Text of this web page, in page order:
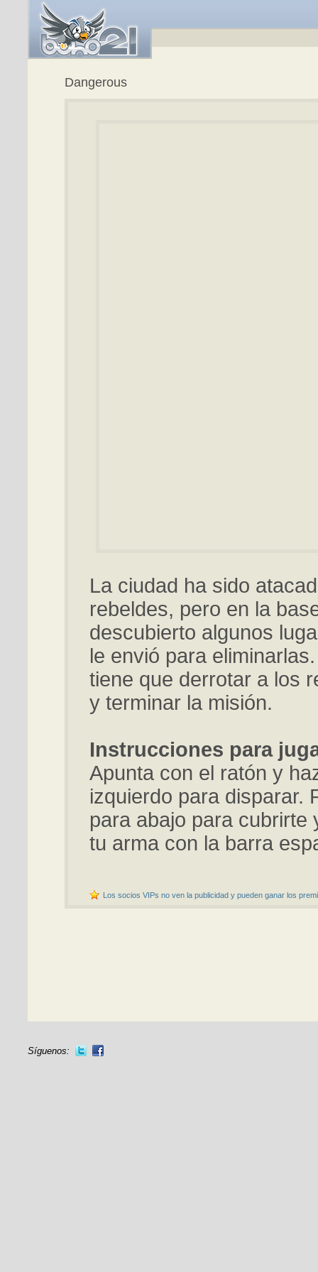
Dangerous
La ciudad ha sido
rebeldes, pero en la
descubierto algunos
le envió para
tiene que derrotar a los
y terminar la misión.
Instrucciones para
Apunta con el ratón y
izquierdo para disparar.
para abajo para cubrirte
tu arma con la barra
Los socios VIPs no ven la publicidad y pueden ganar los
Síguenos: